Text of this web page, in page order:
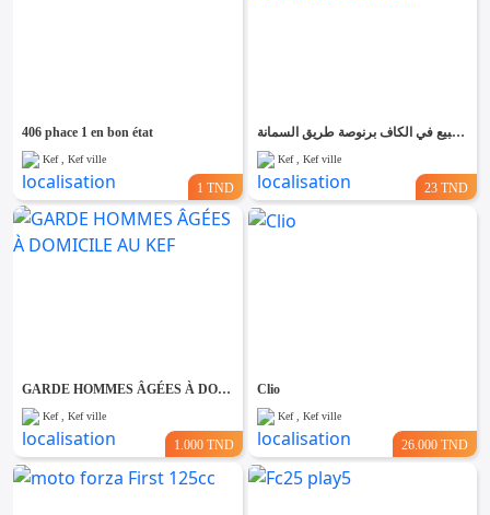
406 phace 1 en bon état
Kef , Kef ville
1 TND
ستوديو للبيع في الكاف برنوصة طريق السمانة
Kef , Kef ville
23 TND
GARDE HOMMES ÂGÉES À DOMICILE AU KEF
Kef , Kef ville
1.000 TND
Clio
Kef , Kef ville
26.000 TND